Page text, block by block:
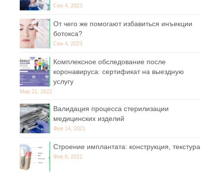
Сен 4, 2023
От чего же помогают избавиться инъекции
ботокса?
Сен 4, 2023
Комплексное обследование после
коронавируса: сертификат на выездную
услугу
Мар 21, 2021
Валидация процесса стерилизации
медицинских изделий
Фев 14, 2021
Строение имплантата: конструкция, текстура
Фев 8, 2021